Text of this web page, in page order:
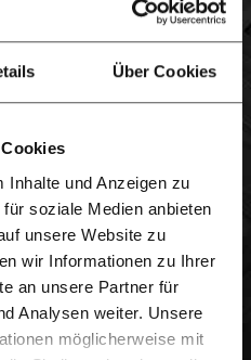
Über Cookies
Inhalte und Anzeigen zu
soziale Medien anbieten
unsere Website zu
wir Informationen zu Ihrer
an unsere Partner für
Analysen weiter. Unsere
möglicherweise mit
sie in einem Lager
arbeiten ausschließlich
einen Lagerbesuch oder
entscheiden? Nicht
Lager zu kommen.
und holen Sie sich den
Garten.